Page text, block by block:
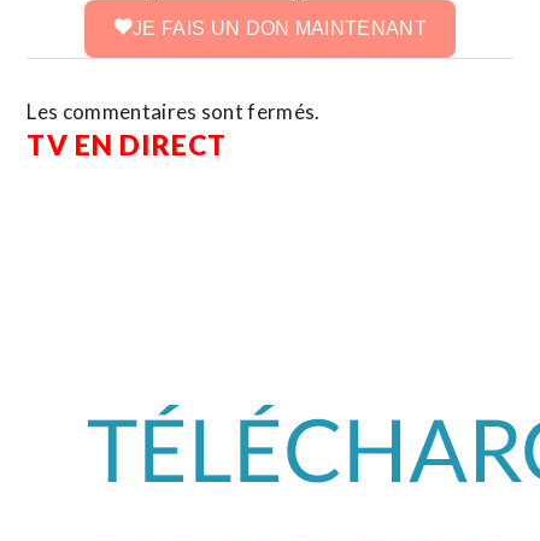
JE FAIS UN DON MAINTENANT
Les commentaires sont fermés.
TV EN DIRECT